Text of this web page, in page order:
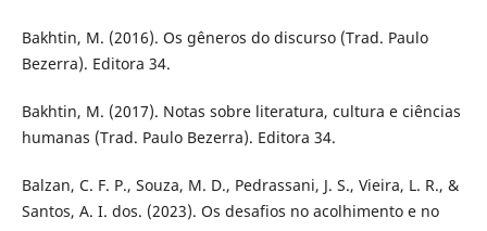
Bakhtin, M. (2016). Os gêneros do discurso (Trad. Paulo
Bezerra). Editora 34.
Bakhtin, M. (2017). Notas sobre literatura, cultura e ciências
humanas (Trad. Paulo Bezerra). Editora 34.
Balzan, C. F. P., Souza, M. D., Pedrassani, J. S., Vieira, L. R., &
Santos, A. I. dos. (2023). Os desafios no acolhimento e no